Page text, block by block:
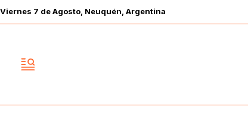
Viernes 7 deAgosto , Neuquén, Argentina